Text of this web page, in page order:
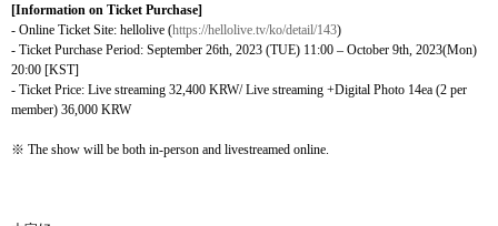
[Information on Ticket Purchase]
- Online Ticket Site: hellolive (https://hellolive.tv/ko/detail/143)
- Ticket Purchase Period: September 26th, 2023 (TUE) 11:00 – October 9th, 2023(Mon)
20:00 [KST]
- Ticket Price: Live streaming 32,400 KRW/ Live streaming +Digital Photo 14ea (2 per
member) 36,000 KRW
※ The show will be both in-person and livestreamed online.